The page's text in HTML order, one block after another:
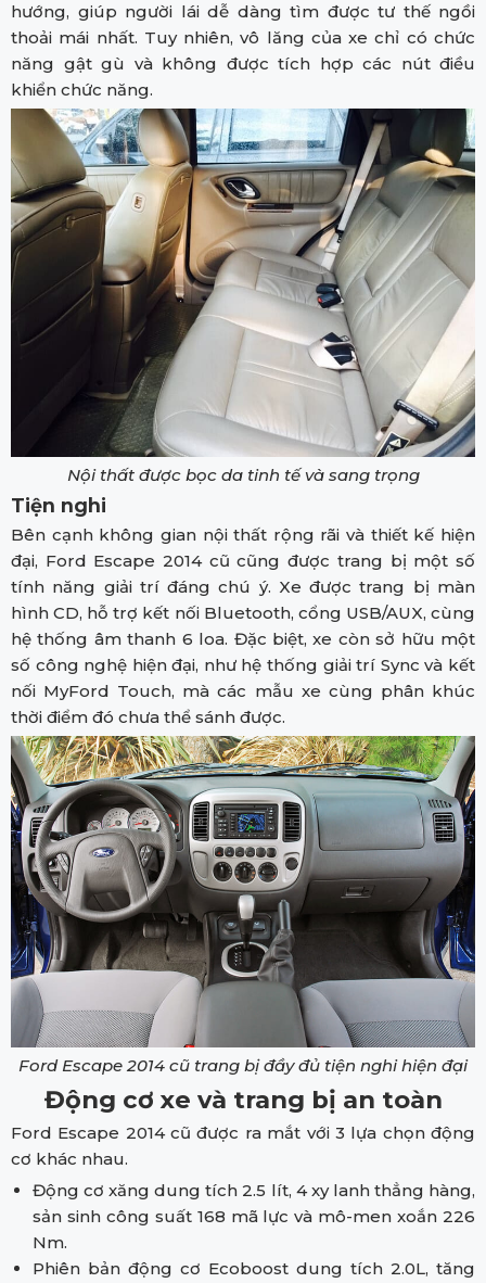
hướng, giúp người lái dễ dàng tìm được tư thế ngồi
thoải mái nhất. Tuy nhiên, vô lăng của xe chỉ có chức
năng gật gù và không được tích hợp các nút điều
khiển chức năng.
Nội thất được bọc da tinh tế và sang trọng
Tiện nghi
Bên cạnh không gian nội thất rộng rãi và thiết kế hiện
đại, Ford Escape 2014 cũ cũng được trang bị một số
tính năng giải trí đáng chú ý. Xe được trang bị màn
hình CD, hỗ trợ kết nối Bluetooth, cổng USB/AUX, cùng
hệ thống âm thanh 6 loa. Đặc biệt, xe còn sở hữu một
số công nghệ hiện đại, như hệ thống giải trí Sync và kết
nối MyFord Touch, mà các mẫu xe cùng phân khúc
thời điểm đó chưa thể sánh được.
Ford Escape 2014 cũ trang bị đầy đủ tiện nghi hiện đại
Động cơ xe và trang bị an toàn
Ford Escape 2014 cũ được ra mắt với 3 lựa chọn động
cơ khác nhau.
Động cơ xăng dung tích 2.5 lít, 4 xy lanh thẳng hàng,
sản sinh công suất 168 mã lực và mô-men xoắn 226
Nm.
Phiên bản động cơ Ecoboost dung tích 2.0L, tăng